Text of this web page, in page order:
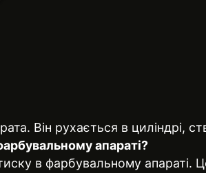
Він рухається в циліндрі,
апараті?
в фарбувальному апараті.